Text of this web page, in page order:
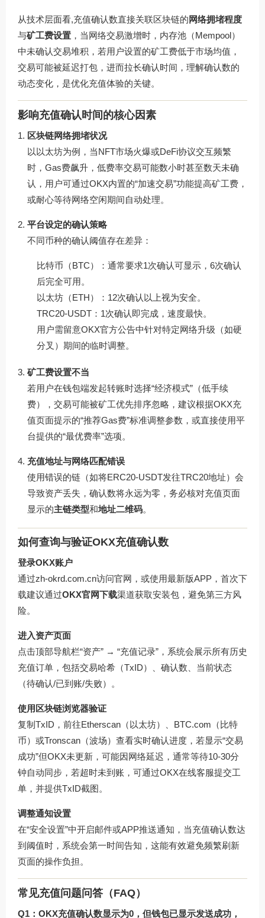
从技术层面看,充值确认数直接关联区块链的 网络拥堵程度
与矿工费设置 ，当网络交易激增时，内存池（Mempool）
中未确认交易堆积，若用户设置的矿工费低于市场均值，
交易可能被延迟打包，进而拉长确认时间，理解确认数的
动态变化，是优化充值体验的关键。
影响充值确认时间的核心因素
区块链网络拥堵状况
以以太坊为例，当NFT市场火爆或DeFi协议交互频繁
时，Gas费飙升，低费率交易可能数小时甚至数天未确
认，用户可通过OKX内置的“加速交易”功能提高矿工费，
或耐心等待网络空闲期间自动处理。
平台设定的确认策略
不同币种的确认阈值存在差异：
比特币（BTC）：通常要求1次确认可显示，6次确认
后完全可用。
以太坊（ETH）：12次确认以上视为安全。
TRC20-USDT：1次确认即完成，速度最快。
用户需留意OKX官方公告中针对特定网络升级（如硬
分叉）期间的临时调整。
矿工费设置不当
若用户在钱包端发起转账时选择“经济模式”（低手续
费），交易可能被矿工优先排序忽略，建议根据OKX充
值页面提示的“推荐Gas费”标准调整参数，或直接使用平
台提供的“最优费率”选项。
充值地址与网络匹配错误
使用错误的链（如将ERC20-USDT发往TRC20地址）会
导致资产丢失，确认数将永远为零，务必核对充值页面
显示的主链类型和地址二维码。
如何查询与验证OKX充值确认数
登录OKX账户
通过zh-okrd.com.cn访问官网，或使用最新版APP，首次下
载建议通过OKX官网下载渠道获取安装包，避免第三方风
险。
进入资产页面
点击顶部导航栏“资产” → “充值记录”，系统会展示所有历史
充值订单，包括交易哈希（TxID）、确认数、当前状态
（待确认/已到账/失败）。
使用区块链浏览器验证
复制TxID，前往Etherscan（以太坊）、BTC.com（比特
币）或Tronscan（波场）查看实时确认进度，若显示“交易
成功”但OKX未更新，可能因网络延迟，通常等待10-30分
钟自动同步，若超时未到账，可通过OKX在线客服提交工
单，并提供TxID截图。
调整通知设置
在“安全设置”中开启邮件或APP推送通知，当充值确认数达
到阈值时，系统会第一时间告知，这能有效避免频繁刷新
页面的操作负担。
常见充值问题问答（FAQ）
Q1：OKX充值确认数显示为0，但钱包已显示发送成功，